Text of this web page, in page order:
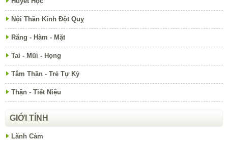
Nội Thần Kinh Đột Quỵ
Răng - Hàm - Mặt
Tai - Mũi - Họng
Tâm Thần - Trẻ Tự Kỷ
Thận - Tiết Niệu
GIỚI TÍNH
Lãnh Cảm